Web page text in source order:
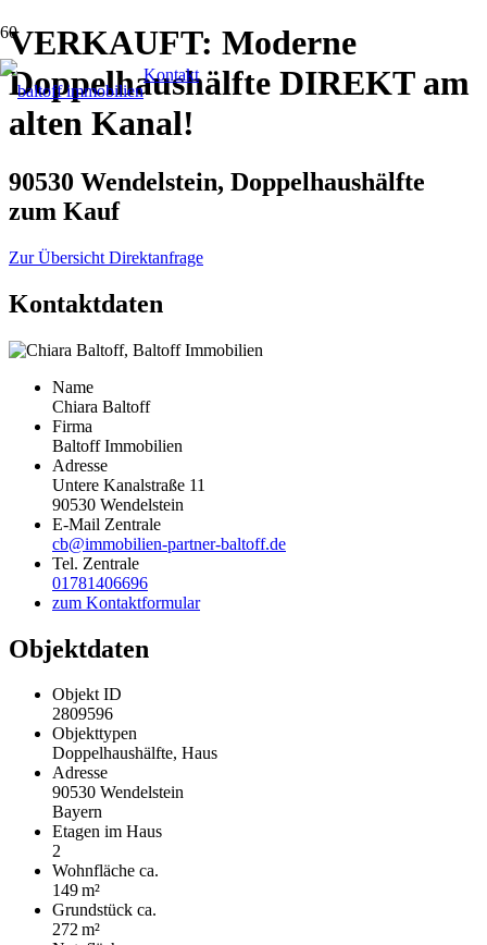
Kontakt
VERKAUFT: Moderne
Doppelhaushälfte DIREKT am
alten Kanal!
90530 Wendelstein, Doppelhaushälfte
zum Kauf
Zur Übersicht Direktanfrage
Kontaktdaten
Name
Chiara Baltoff
Firma
Baltoff Immobilien
Adresse
Untere Kanalstraße 11
90530 Wendelstein
E-Mail Zentrale
cb@immobilien-partner-baltoff.de
Tel. Zentrale
01781406696
zum Kontaktformular
Objektdaten
Objekt ID
2809596
Objekttypen
Doppelhaushälfte, Haus
Adresse
90530 Wendelstein
Bayern
Etagen im Haus
2
Wohnfläche ca.
149 m²
Grund­stück ca.
272 m²